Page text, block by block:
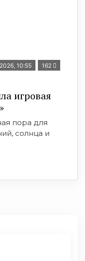
10:55 162
игровая
пора для
солнца и